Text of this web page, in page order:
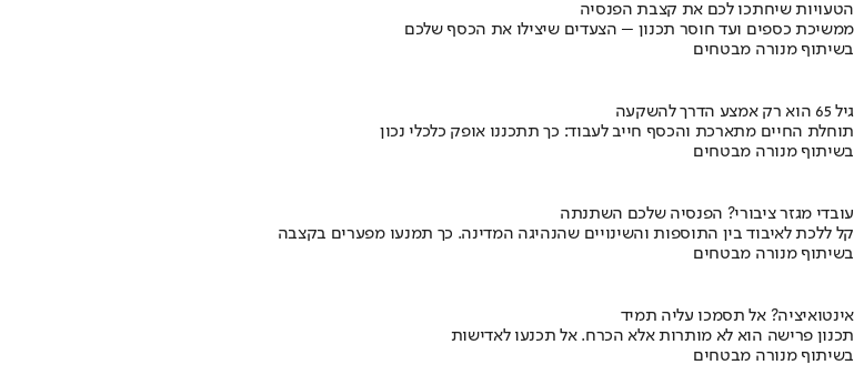
הטעויות שיחתכו לכם את קצבת הפנסיה
ממשיכת כספים ועד חוסר תכנון – הצעדים שיצילו את הכסף שלכם
בשיתוף מנורה מבטחים
גיל 65 הוא רק אמצע הדרך להשקעה
תוחלת החיים מתארכת והכסף חייב לעבוד: כך תתכננו אופק כלכלי נכון
בשיתוף מנורה מבטחים
עובדי מגזר ציבורי? הפנסיה שלכם השתנתה
קל ללכת לאיבוד בין התוספות והשינויים שהנהיגה המדינה. כך תמנעו מפערים בקצבה
בשיתוף מנורה מבטחים
אינטואיציה? אל תסמכו עליה תמיד
תכנון פרישה הוא לא מותרות אלא הכרח. אל תכנעו לאדישות
בשיתוף מנורה מבטחים